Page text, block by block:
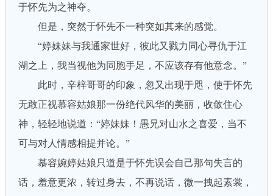
于怀先为之神夺。
但是，突然于怀先不一种突如其来的感觉。
“婷妹妹与我通家世好，彼此又戮力同心寻仇于江
湖之上，我当视他为同胞手足，不应该存有他意念。”
此时，辛梓哥哥的印象，忽又出现于咫，使于怀先
无敢正视慕容姑娘那一份绝代风华的美丽，收敛住心
神，轻轻地说道：“婷妹妹！愚兄对山水之喜爱，当不
可与对人情感相提并论。”
慕容婉婷姑娘只道是于怀先误会自己那句失言的
话，羞意更浓，转过身去，不再说话，微一拽起素裳，